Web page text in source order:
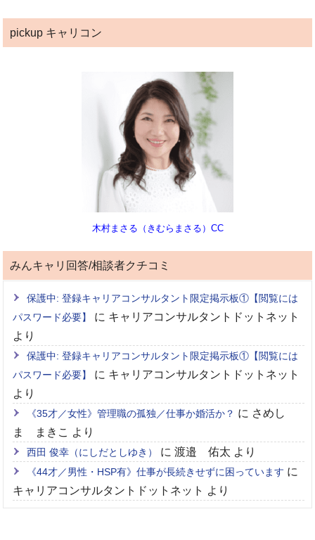
pickup キャリコン
木村まさる（きむらまさる）CC
みんキャリ回答/相談者クチコミ
保護中: 登録キャリアコンサルタント限定掲示板①【閲覧には
パスワード必要】
に キャリアコンサルタントドットネット
より
保護中: 登録キャリアコンサルタント限定掲示板①【閲覧には
パスワード必要】
に キャリアコンサルタントドットネット
より
《35才／女性》管理職の孤独／仕事か婚活か？ に さめし
ま まきこ より
西田 俊幸（にしだとしゆき） に渡邉 佑太 より
《44才／男性・HSP有》仕事が長続きせずに困っています に
キャリアコンサルタントドットネット より